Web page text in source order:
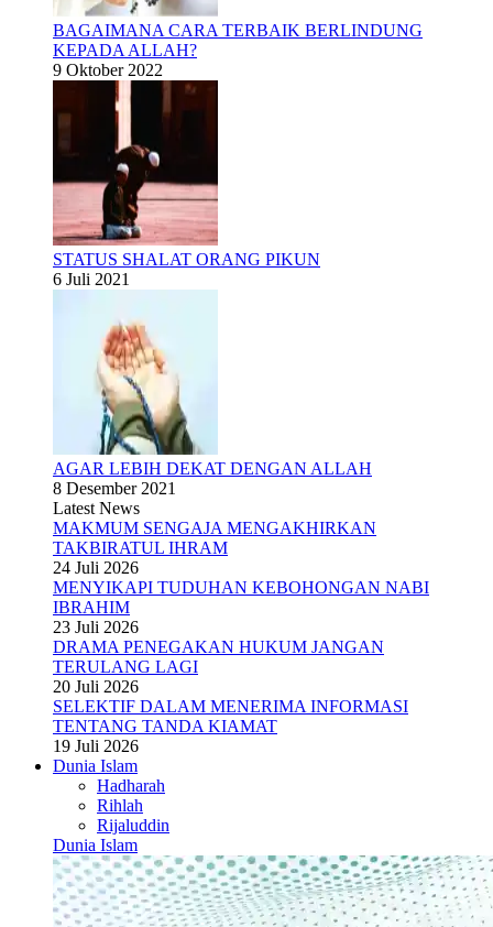
BAGAIMANA CARA TERBAIK BERLINDUNG
KEPADA ALLAH?
9 Oktober 2022
STATUS SHALAT ORANG PIKUN
6 Juli 2021
AGAR LEBIH DEKAT DENGAN ALLAH
8 Desember 2021
Latest News
MAKMUM SENGAJA MENGAKHIRKAN
TAKBIRATUL IHRAM
24 Juli 2026
MENYIKAPI TUDUHAN KEBOHONGAN NABI
IBRAHIM
23 Juli 2026
DRAMA PENEGAKAN HUKUM JANGAN
TERULANG LAGI
20 Juli 2026
SELEKTIF DALAM MENERIMA INFORMASI
TENTANG TANDA KIAMAT
19 Juli 2026
Dunia Islam
Hadharah
Rihlah
Rijaluddin
Dunia Islam